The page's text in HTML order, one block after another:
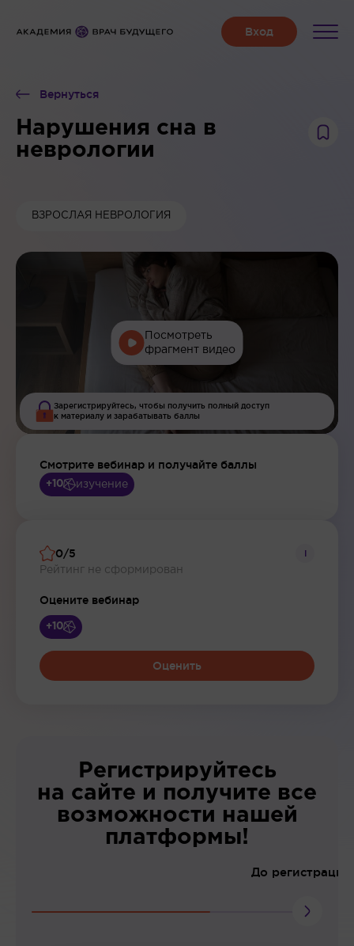
Вернуться
Нарушения сна в
неврологии
ВЗРОСЛАЯ НЕВРОЛОГИЯ
Посмотреть
фрагмент видео
Зарегистрируйтесь, чтобы получить полный доступ
к материалу и зарабатывать баллы
Смотрите вебинар и получайте баллы
+10 изучение
0/5
Рейтинг не сформирован
i
Оцените вебинар
+10
Оценить
Регистрируйтесь
на сайте и получите все
возможности нашей
платформы!
До регистрации